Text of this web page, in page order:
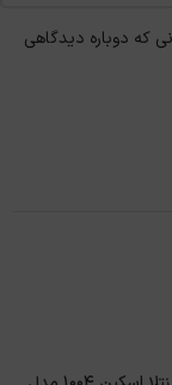
که دوباره دیدگاهی